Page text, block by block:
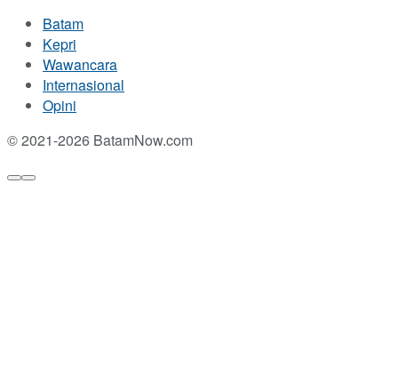
Batam
Kepri
Wawancara
Internasional
Opini
© 2021-2026 BatamNow.com